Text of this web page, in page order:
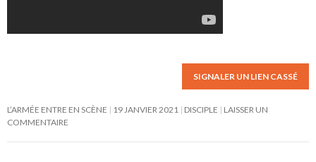
SIGNALER UN LIEN CASSÉ
L’ARMÉE ENTRE EN SCÈNE 19 JANVIER 2021 DISCIPLE
LAISSER UN
COMMENTAIRE